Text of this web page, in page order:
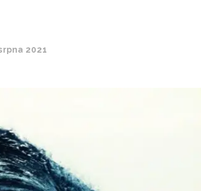
2021